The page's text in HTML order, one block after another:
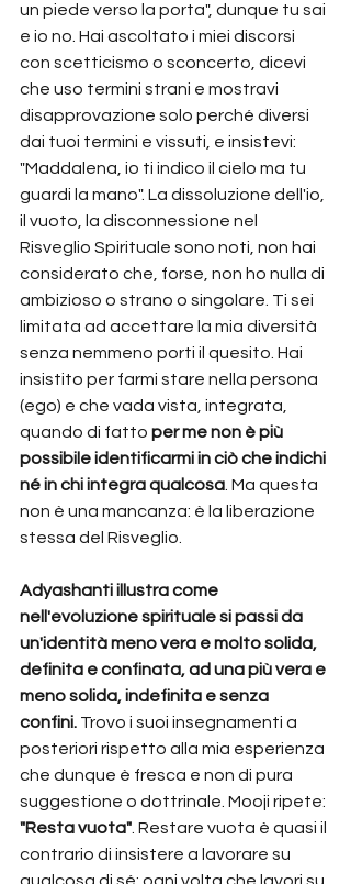
un piede verso la porta", dunque tu sai
e io no. Hai ascoltato i miei discorsi
con scetticismo o sconcerto, dicevi
che uso termini strani e mostravi
disapprovazione solo perché diversi
dai tuoi termini e vissuti, e insistevi:
"Maddalena, io ti indico il cielo ma tu
guardi la mano". La dissoluzione dell'io,
il vuoto, la disconnessione nel
Risveglio Spirituale sono noti, non hai
considerato che, forse, non ho nulla di
ambizioso o strano o singolare. Ti sei
limitata ad accettare la mia diversità
senza nemmeno porti il quesito. Hai
insistito per farmi stare nella persona
(ego) e che vada vista, integrata,
quando di fatto per me non è più
possibile identificarmi in ciò che indichi
né in chi integra qualcosa. Ma questa
non è una mancanza: è la liberazione
stessa del Risveglio.
Adyashanti illustra come
nell'evoluzione spirituale si passi da
un'identità meno vera e molto solida,
definita e confinata, ad una più vera e
meno solida, indefinita e senza
confini. Trovo i suoi insegnamenti a
posteriori rispetto alla mia esperienza
che dunque è fresca e non di pura
suggestione o dottrinale. Mooji ripete:
"Resta vuota". Restare vuota è quasi il
contrario di insistere a lavorare su